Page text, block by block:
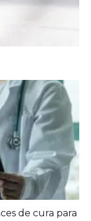
de cura para